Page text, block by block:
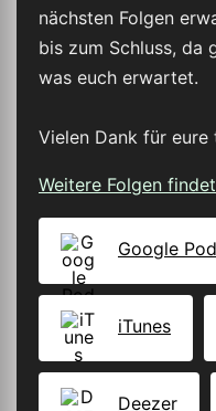
nächsten Folgen
bis zum Schluss, da
was euch erwartet.
Vielen Dank für eure
Weitere Folgen
Google
iTunes
Deezer